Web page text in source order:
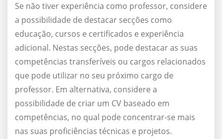
Se não tiver experiência como professor, considere
a possibilidade de destacar secções como
educação, cursos e certificados e experiência
adicional. Nestas secções, pode destacar as suas
competências transferíveis ou cargos relacionados
que pode utilizar no seu próximo cargo de
professor. Em alternativa, considere a
possibilidade de criar um CV baseado em
competências, no qual pode concentrar-se mais
nas suas proficiências técnicas e projetos.